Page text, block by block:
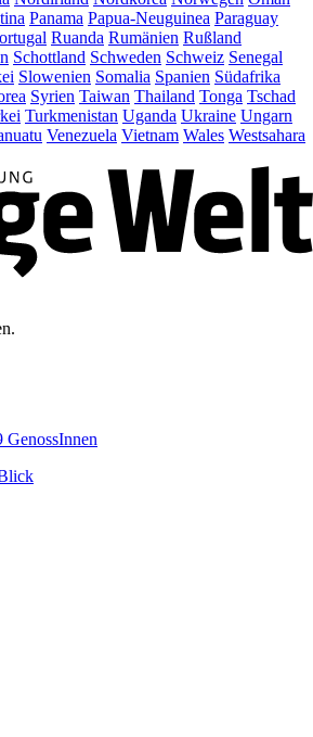
Panama Papua-Neuguinea Paraguay
Ruanda Rumänien Rußland
Schottland Schweden Schweiz Senegal
Slowenien Somalia Spanien Südafrika
Syrien Taiwan Thailand Tonga Tschad
Turkmenistan Uganda Ukraine Ungarn
Venezuela Vietnam Wales Westsahara
GenossInnen